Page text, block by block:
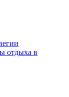
отдыха в